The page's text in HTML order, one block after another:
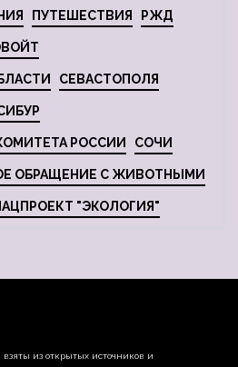
ПУТЕШЕСТВИЯ РЖД
СЕВАСТОПОЛЯ
РОССИИ СОЧИ
ОБРАЩЕНИЕ С ЖИВОТНЫМИ
"ЭКОЛОГИЯ"
из открытых источников и